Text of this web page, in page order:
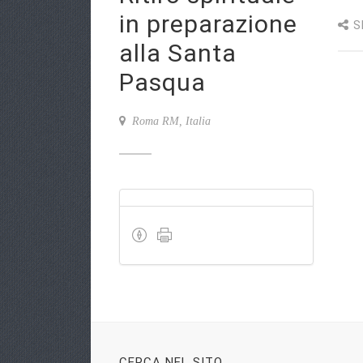
in preparazione
alla Santa
Pasqua
Roma RM, Italia